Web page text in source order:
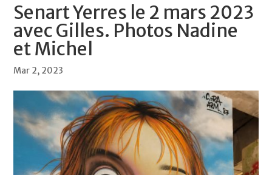
Senart Yerres le 2 mars 2023
avec Gilles. Photos Nadine
et Michel
Mar 2, 2023